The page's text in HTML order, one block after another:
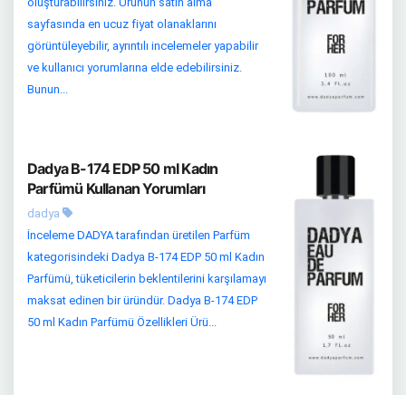
sayfasında en ucuz fiyat olanaklarını
görüntüleyebilir, ayrıntılı incelemeler yapabilir
ve kullanıcı yorumlarına elde edebilirsiniz.
Bunun...
Dadya B-174 EDP 50 ml Kadın
Parfümü Kullanan Yorumları
dadya
İnceleme DADYA tarafından üretilen Parfüm
kategorisindeki Dadya B-174 EDP 50 ml Kadın
Parfümü, tüketicilerin beklentilerini karşılamayı
maksat edinen bir üründür. Dadya B-174 EDP
50 ml Kadın Parfümü Özellikleri Ürü...